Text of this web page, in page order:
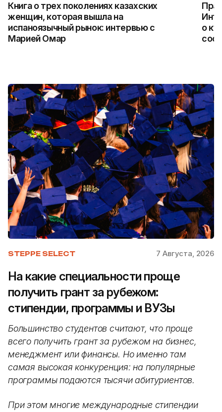
Книга о трех поколениях казахских
женщин, которая вышла на
испаноязычный рынок: интервью с
Марией Омар
о
STEPPE SELECT 7 Августа, 2026
На какие специальности проще
получить грант за рубежом:
стипендии, программы и ВУЗы
Большинство студентов считают, что проще
всего получить грант за рубежом на бизнес,
менеджмент или финансы. Но именно там
самая высокая конкуренция: на популярные
программы подаются тысячи абитуриентов.
При этом многие международные стипендии